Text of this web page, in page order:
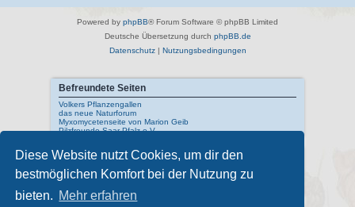
Diese Website nutzt Cookies, um dir den
bestmöglichen Komfort bei der Nutzung zu
bieten. Mehr erfahren
Powered by phpBB® Forum Software © phpBB Limited
Deutsche Übersetzung durch phpBB.de
Datenschutz| Nutzungsbedingungen
Befreundete Seiten
Volkers Pflanzengallen
das neue Naturforum
Myxomycetenseite von Marion Geib
Pilzfreunde Saar-Pfalz e.V.
Interne Links
Mykologisches Lexikon
meine Naturfotos
Pilzfotopage - Suchmaschine